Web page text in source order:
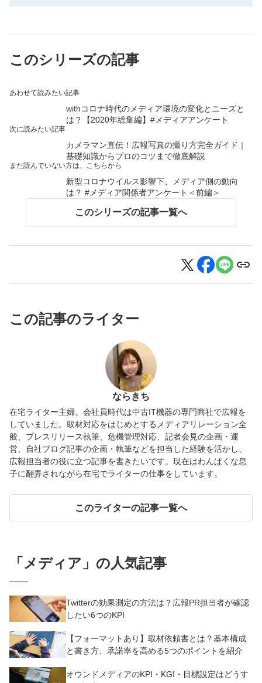
このシリーズの記事
あわせて読みたい記事
withコロナ時代のメディア環境の変化とニーズと
は？【2020年総集編】#メディアアンケート
次に読みたい記事
カメラマン直伝！広報写真の撮り方完全ガイド｜
基礎知識からプロのコツまで徹底解説
まだ読んでいない方は、こちらから
新型コロナウイルス影響下、メディア側の動向
は？ #メディア関係者アンケート＜前編＞
このシリーズの記事一覧へ
この記事のライター
ならきち
在宅ライター主婦。会社員時代は中古IT機器の専門商社で広報を
していました。取材対応をはじめとするメディアリレーション全
般、プレスリリース執筆、危機管理対応、記者会見の企画・運
営、自社ブログ記事の企画・執筆などを担当した経験を活かし、
広報担当者の役に立つ記事を書きたいです。現在はわんぱくな息
子に翻弄されながら在宅でライターの仕事をしています。
このライターの記事一覧へ
「 メディア 」の人気記事
Twitterの効果測定の方法は？広報PR担当者が確認
したい6つのKPI
【フォーマットあり】取材依頼書とは？基本構成
と書き方、承諾率を高める5つのポイントを紹介
オウンドメディアのKPI・KGI・目標設定はどうす